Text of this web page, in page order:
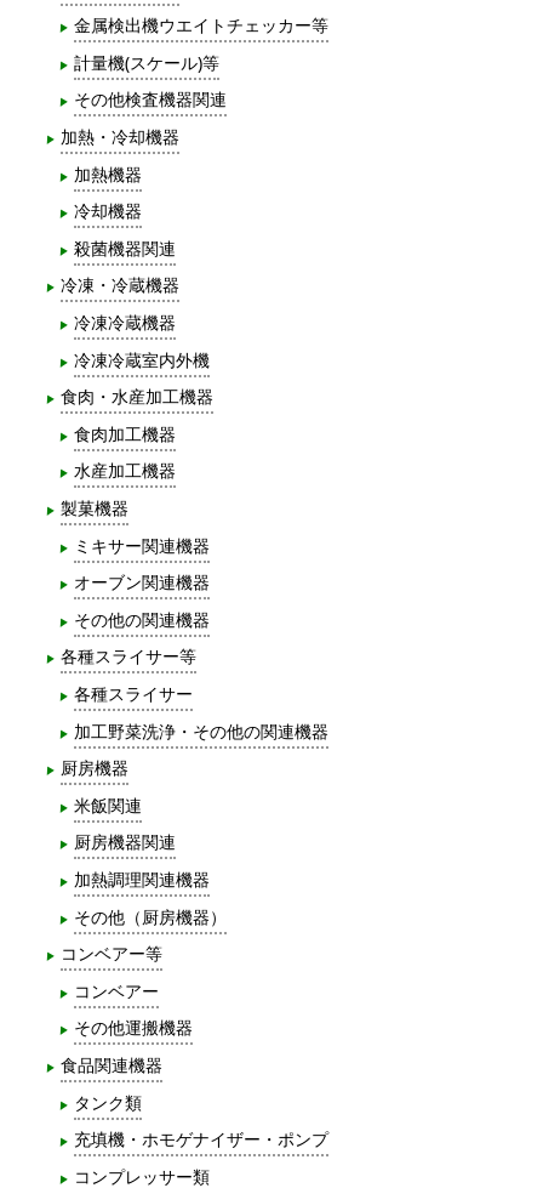
金属検出機ウエイトチェッカー等
計量機(スケール)等
その他検査機器関連
加熱・冷却機器
加熱機器
冷却機器
殺菌機器関連
冷凍・冷蔵機器
冷凍冷蔵機器
冷凍冷蔵室内外機
食肉・水産加工機器
食肉加工機器
水産加工機器
製菓機器
ミキサー関連機器
オーブン関連機器
その他の関連機器
各種スライサー等
各種スライサー
加工野菜洗浄・その他の関連機器
厨房機器
米飯関連
厨房機器関連
加熱調理関連機器
その他（厨房機器）
コンベアー等
コンベアー
その他運搬機器
食品関連機器
タンク類
充填機・ホモゲナイザー・ポンプ
コンプレッサー類